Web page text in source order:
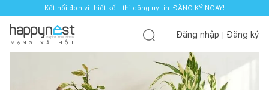
Kết nối đơn vị thiết kế - thi công uy tín. ĐĂNG KÝ NGAY!
M Ạ N G X Ã H Ộ I
Đăng nhập Đăng ký